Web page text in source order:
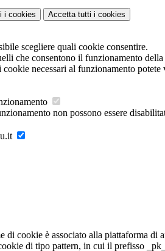
i cookies Accetta tutti i cookies
scegliere quali cookie consentire.
che consentono il funzionamento
necessari al funzionamento potete
non possono essere
di cookie è associato alla piattaforma
di tipo pattern, in cui il prefisso